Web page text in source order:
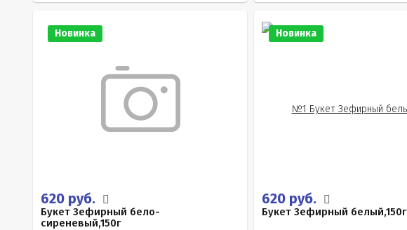
Новинка
620 руб.
Букет Зефирный бело-
сиреневый,150г
Новинка
620 руб.
Букет Зефирный белый,150г